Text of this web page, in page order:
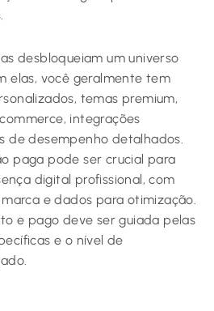
desbloqueiam um universo
elas, você geralmente tem
temas premium,
integrações
de desempenho detalhados.
paga pode ser crucial para
digital profissional, com
e dados para otimização.
e pago deve ser guiada pelas
e o nível de